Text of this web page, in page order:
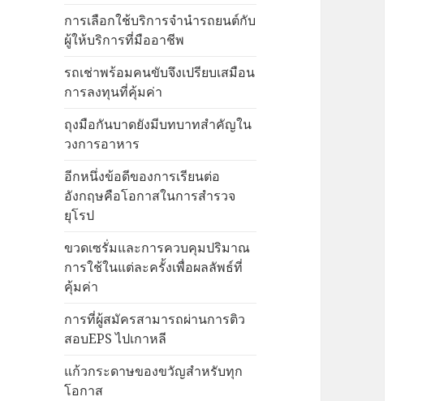
การเลือกใช้บริการจำนำรถยนต์กับ
ผู้ให้บริการที่มืออาชีพ
รถเช่าพร้อมคนขับจึงเปรียบเสมือน
การลงทุนที่คุ้มค่า
ถุงมือกันบาดยังมีบทบาทสำคัญใน
วงการอาหาร
อีกหนึ่งข้อดีของการเรียนต่อ
อังกฤษคือโอกาสในการสำรวจ
ยุโรป
ขวดเซรั่มและการควบคุมปริมาณ
การใช้ในแต่ละครั้งเพื่อผลลัพธ์ที่
คุ้มค่า
การที่ผู้สมัครสามารถผ่านการติว
สอบEPS ไปเกาหลี
แก้วกระดาษของขวัญสำหรับทุก
โอกาส